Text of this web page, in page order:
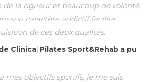
de la rigueur et beaucoup de volonté,
son caractère addictif facilite
de ces deux qualités.
Clinical Pilates Sport&Rehab a pu
mes objectifs sportifs, je me suis